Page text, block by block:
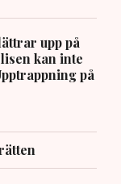
upp på
kan inte
på